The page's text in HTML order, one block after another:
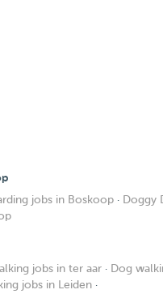
jobs in Boskoop · Doggy
jobs in ter aar · Dog
jobs in Leiden ·